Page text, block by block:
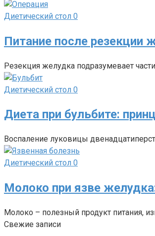
Диетический стол 0
Питание после резекции
Резекция желудка подразумевает
Диетический стол 0
Диета при бульбите:
Воспаление луковицы
Диетический стол 0
Молоко при язве
Молоко – полезный продукт питания,
Свежие записи